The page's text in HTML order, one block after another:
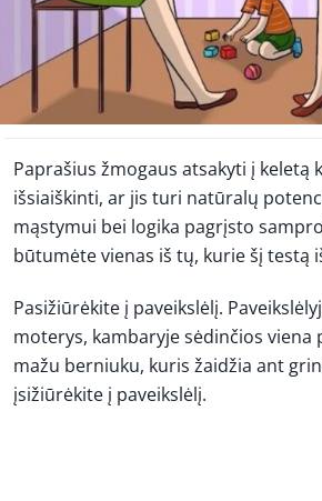
Paprašius žmogaus atsakyti į keletą
išsiaiškinti, ar jis turi natūralų
mąstymui bei logika pagrįsto
būtumėte vienas iš tų, kurie šį testą
Pasižiūrėkite į paveikslėlį.
moterys, kambaryje sėdinčios viena
mažu berniuku, kuris žaidžia ant
įsižiūrėkite į paveikslėlį.